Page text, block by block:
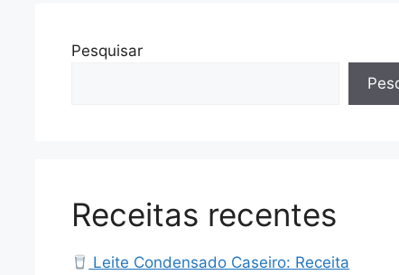
Pesquisar
Receitas recentes
Leite Condensado Caseiro: Receita